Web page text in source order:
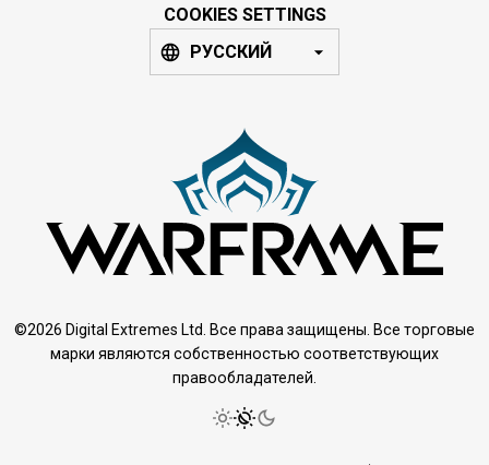
COOKIES SETTINGS
РУССКИЙ
©2026 Digital Extremes Ltd. Все права защищены. Все торговые
марки являются собственностью соответствующих
правообладателей.